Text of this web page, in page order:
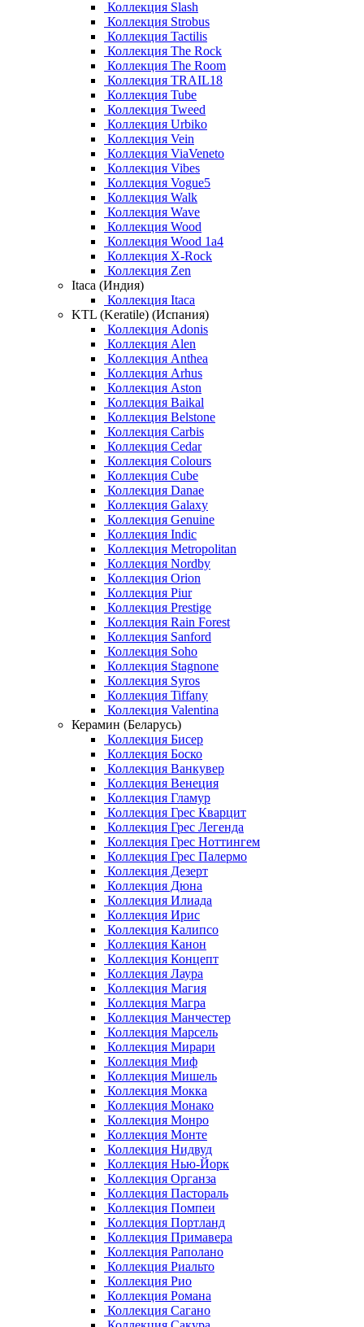
Коллекция Slash
Коллекция Strobus
Коллекция Tactilis
Коллекция The Rock
Коллекция The Room
Коллекция TRAIL18
Коллекция Tube
Коллекция Tweed
Коллекция Urbiko
Коллекция Vein
Коллекция ViaVeneto
Коллекция Vibes
Коллекция Vogue5
Коллекция Walk
Коллекция Wave
Коллекция Wood
Коллекция Wood 1a4
Коллекция X-Rock
Коллекция Zen
Itaca (Индия)
Коллекция Itaca
KTL (Keratile) (Испания)
Коллекция Adonis
Коллекция Alen
Коллекция Anthea
Коллекция Arhus
Коллекция Aston
Коллекция Baikal
Коллекция Belstone
Коллекция Carbis
Коллекция Cedar
Коллекция Colours
Коллекция Cube
Коллекция Danae
Коллекция Galaxy
Коллекция Genuine
Коллекция Indic
Коллекция Metropolitan
Коллекция Nordby
Коллекция Orion
Коллекция Piur
Коллекция Prestige
Коллекция Rain Forest
Коллекция Sanford
Коллекция Soho
Коллекция Stagnone
Коллекция Syros
Коллекция Tiffany
Коллекция Valentina
Керамин (Беларусь)
Коллекция Бисер
Коллекция Боско
Коллекция Ванкувер
Коллекция Венеция
Коллекция Гламур
Коллекция Грес Кварцит
Коллекция Грес Легенда
Коллекция Грес Ноттингем
Коллекция Грес Палермо
Коллекция Дезерт
Коллекция Дюна
Коллекция Илиада
Коллекция Ирис
Коллекция Калипсо
Коллекция Канон
Коллекция Концепт
Коллекция Лаура
Коллекция Магия
Коллекция Магра
Коллекция Манчестер
Коллекция Марсель
Коллекция Мирари
Коллекция Миф
Коллекция Мишель
Коллекция Мокка
Коллекция Монако
Коллекция Монро
Коллекция Монте
Коллекция Нидвуд
Коллекция Нью-Йорк
Коллекция Органза
Коллекция Пастораль
Коллекция Помпеи
Коллекция Портланд
Коллекция Примавера
Коллекция Раполано
Коллекция Риальто
Коллекция Рио
Коллекция Романа
Коллекция Сагано